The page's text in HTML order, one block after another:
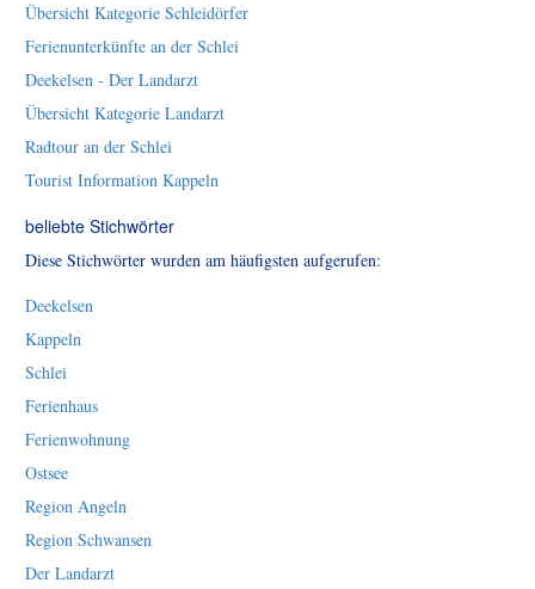
Übersicht Kategorie Schleidörfer
Ferienunterkünfte an der Schlei
Deekelsen - Der Landarzt
Übersicht Kategorie Landarzt
Radtour an der Schlei
Tourist Information Kappeln
beliebte Stichwörter
Diese Stichwörter wurden am häufigsten aufgerufen:
Deekelsen
Kappeln
Schlei
Ferienhaus
Ferienwohnung
Ostsee
Region Angeln
Region Schwansen
Der Landarzt